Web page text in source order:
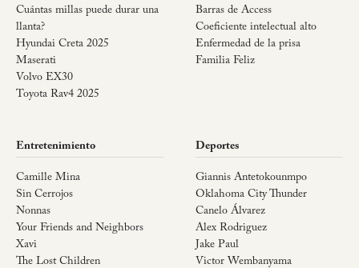
Cuántas millas puede durar una
llanta?
Hyundai Creta 2025
Maserati
Volvo EX30
Toyota Rav4 2025
Barras de Access
Coeficiente intelectual alto
Enfermedad de la prisa
Familia Feliz
Entretenimiento
Camille Mina
Sin Cerrojos
Nonnas
Your Friends and Neighbors
Xavi
The Lost Children
Deportes
Giannis Antetokounmpo
Oklahoma City Thunder
Canelo Álvarez
Alex Rodriguez
Jake Paul
Victor Wembanyama